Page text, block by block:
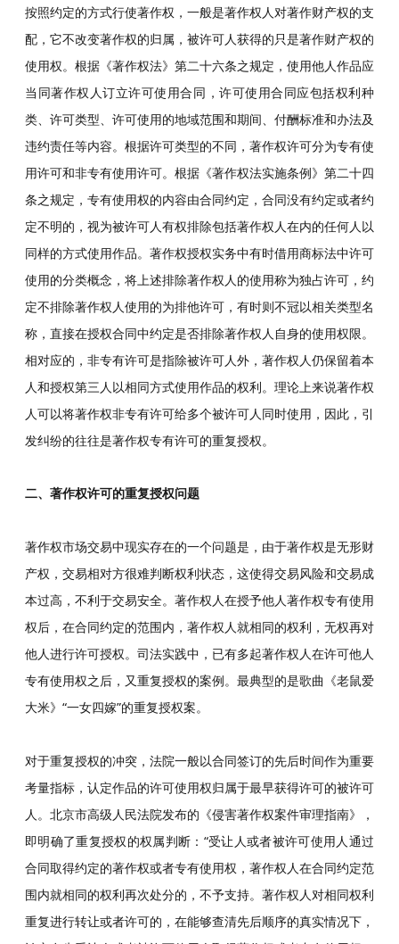
按照约定的方式行使著作权，一般是著作权人对著作财产权的支
配，它不改变著作权的归属，被许可人获得的只是著作财产权的
使用权。根据《著作权法》第二十六条之规定，使用他人作品应
当同著作权人订立许可使用合同，许可使用合同应包括权利种
类、许可类型、许可使用的地域范围和期间、付酬标准和办法及
违约责任等内容。根据许可类型的不同，著作权许可分为专有使
用许可和非专有使用许可。根据《著作权法实施条例》第二十四
条之规定，专有使用权的内容由合同约定，合同没有约定或者约
定不明的，视为被许可人有权排除包括著作权人在内的任何人以
同样的方式使用作品。著作权授权实务中有时借用商标法中许可
使用的分类概念，将上述排除著作权人的使用称为独占许可，约
定不排除著作权人使用的为排他许可，有时则不冠以相关类型名
称，直接在授权合同中约定是否排除著作权人自身的使用权限。
相对应的，非专有许可是指除被许可人外，著作权人仍保留着本
人和授权第三人以相同方式使用作品的权利。理论上来说著作权
人可以将著作权非专有许可给多个被许可人同时使用，因此，引
发纠纷的往往是著作权专有许可的重复授权。
二、著作权许可的重复授权问题
著作权市场交易中现实存在的一个问题是，由于著作权是无形财
产权，交易相对方很难判断权利状态，这使得交易风险和交易成
本过高，不利于交易安全。著作权人在授予他人著作权专有使用
权后，在合同约定的范围内，著作权人就相同的权利，无权再对
他人进行许可授权。司法实践中，已有多起著作权人在许可他人
专有使用权之后，又重复授权的案例。最典型的是歌曲《老鼠爱
大米》“一女四嫁”的重复授权案。
对于重复授权的冲突，法院一般以合同签订的先后时间作为重要
考量指标，认定作品的许可使用权归属于最早获得许可的被许可
人。北京市高级人民法院发布的《侵害著作权案件审理指南》，
即明确了重复授权的权属判断：“受让人或者被许可使用人通过
合同取得约定的著作权或者专有使用权，著作权人在合同约定范
围内就相同的权利再次处分的，不予支持。著作权人对相同权利
重复进行转让或者许可的，在能够查清先后顺序的真实情况下，